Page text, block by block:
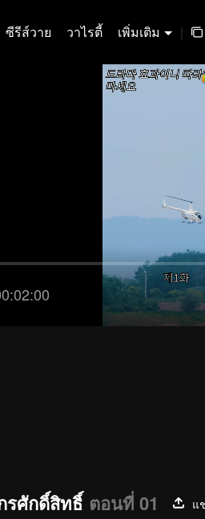
ซีรีส์วาย วาไรตี้ เพิ่มเติม |
รศักดิ์สิทธิ์ ตอนที่ 01
แ